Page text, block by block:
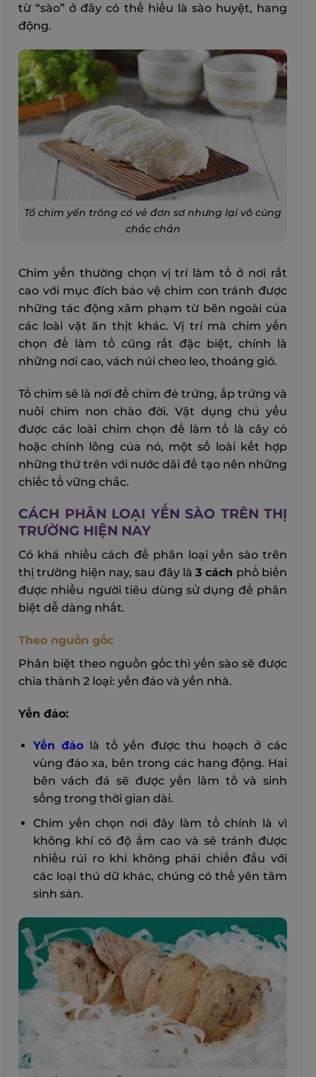
từ “sào” ở đây có thể hiểu là sào huyệt, hang
động.
Tổ chim yến trông có vẻ đơn sơ nhưng lại vô cùng
chắc chắn
Chim yến thường chọn vị trí làm tổ ở nơi rất
cao với mục đích bảo vệ chim con tránh được
những tác động xâm phạm từ bên ngoài của
các loài vật ăn thịt khác. Vị trí mà chim yến
chọn để làm tổ cũng rất đặc biệt, chính là
những nơi cao, vách núi cheo leo, thoáng gió.
Tổ chim sẽ là nơi để chim đẻ trứng, ấp trứng và
nuôi chim non chào đời. Vật dụng chủ yếu
được các loài chim chọn để làm tổ là cây cỏ
hoặc chính lông của nó, một số loài kết hợp
những thứ trên với nước dãi để tạo nên những
chiếc tổ vững chắc.
CÁCH PHÂN LOẠI YẾN SÀO TRÊN THỊ
TRƯỜNG HIỆN NAY
Có khá nhiều cách để phân loại yến sào trên
thị trường hiện nay, sau đây là3 cách phổ biến
được nhiều người tiêu dùng sử dụng để phân
biệt dễ dàng nhất.
Theo nguồn gốc
Phân biệt theo nguồn gốc thì yến sào sẽ được
chia thành 2 loại: yến đảo và yến nhà.
Yến đảo:
Yến đảo là tổ yến được thu hoạch ở các
vùng đảo xa, bên trong các hang động. Hai
bên vách đá sẽ được yến làm tổ và sinh
sống trong thời gian dài.
Chim yến chọn nơi đây làm tổ chính là vì
không khí có độ ẩm cao và sẽ tránh được
nhiều rủi ro khi không phải chiến đấu với
các loại thú dữ khác, chúng có thể yên tâm
sinh sản.